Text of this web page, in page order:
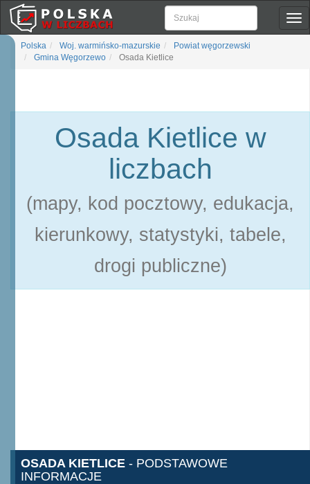
Polska Woj. warmińsko-mazurskie
Powiat węgorzewski
Gmina Węgorzewo
Osada Kietlice
Osada Kietlice w
liczbach
(mapy, kod pocztowy, edukacja,
kierunkowy, statystyki, tabele,
drogi publiczne)
OSADA KIETLICE - PODSTAWOWE
INFORMACJE